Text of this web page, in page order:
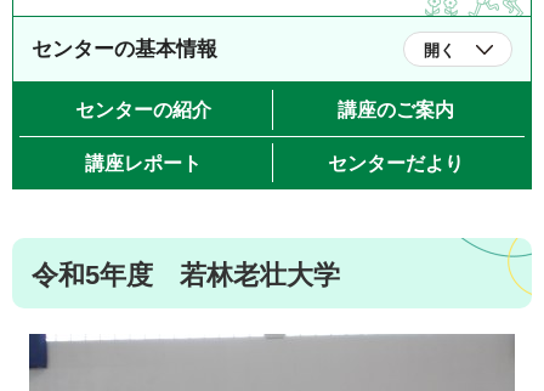
センターの基本情報 開く
センターの紹介 講座のご案内
講座レポート センターだより
令和5年度 若林老壮大学